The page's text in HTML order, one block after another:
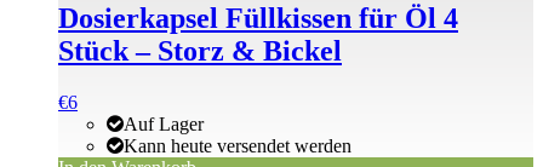
Dosierkapsel Füllkissen für Öl 4
Stück – Storz & Bickel
€6
Auf Lager
Kann heute versendet werden